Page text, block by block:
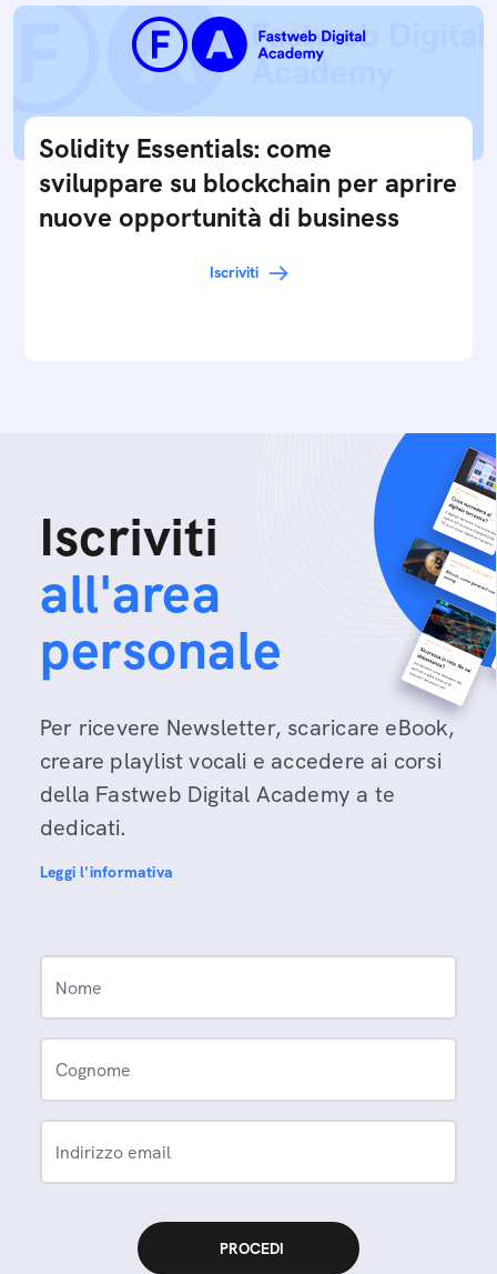
Solidity Essentials: come
sviluppare su blockchain per aprire
nuove opportunità di business
Iscriviti
Iscriviti
all'area
personale
Per ricevere Newsletter, scaricare eBook,
creare playlist vocali e accedere ai corsi
della Fastweb Digital Academy a te
dedicati.
Leggi l'informativa
Nome
Cognome
Indirizzo email